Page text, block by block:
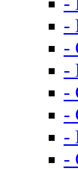
-
-
-
-
-
-
-